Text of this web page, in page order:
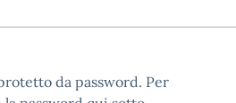
da password. Per